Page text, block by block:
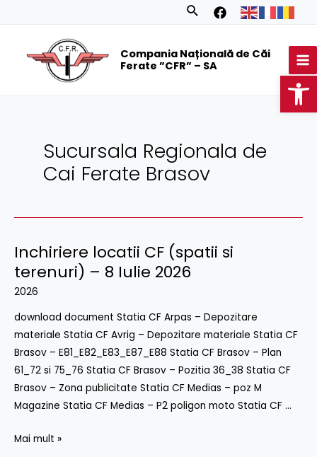
Search
Compania Națională de Căi
Ferate ”CFR” – SA
Sucursala Regionala de
Cai Ferate Brasov
Inchiriere locatii CF (spatii si
terenuri) – 8 Iulie 2026
2026
download document Statia CF Arpas – Depozitare
materiale Statia CF Avrig – Depozitare materiale Statia CF
Brasov – E81_E82_E83_E87_E88 Statia CF Brasov – Plan
61_72 si 75_76 Statia CF Brasov – Pozitia 36_38 Statia CF
Brasov – Zona publicitate Statia CF Medias – poz M
Magazine Statia CF Medias – P2 poligon moto Statia CF …
Inchiriere
locatii
CF
si
terenuri)
–
8
Iulie
2026
Mai mult »